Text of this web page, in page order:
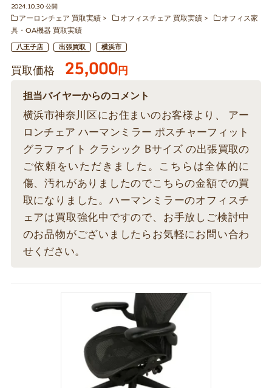
2024.10.30 公開
アーロンチェア 買取実績
オフィスチェア 買取実績
オフィス家
具・OA機器 買取実績
八王子店 出張買取 横浜市
買取価格 25,000円
担当バイヤーからのコメント
横浜市神奈川区にお住まいのお客様より、 アー
ロンチェア ハーマンミラー ポスチャーフィット
グラファイト クラシック Bサイズ の出張買取の
ご依頼をいただきました。こちらは全体的に
傷、汚れがありましたのでこちらの金額での買
取になりました。ハーマンミラーのオフィスチ
ェアは買取強化中ですので、お手放しご検討中
のお品物がございましたらお気軽にお問い合わ
せください。